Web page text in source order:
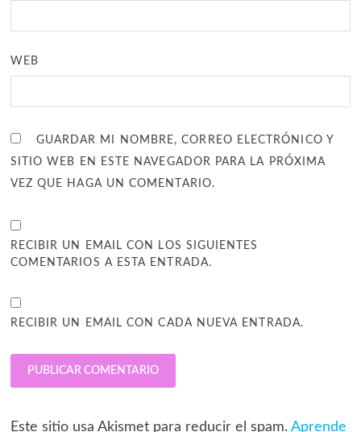
WEB
GUARDAR MI NOMBRE, CORREO ELECTRÓNICO Y
SITIO WEB EN ESTE NAVEGADOR PARA LA PRÓXIMA
VEZ QUE HAGA UN COMENTARIO.
RECIBIR UN EMAIL CON LOS SIGUIENTES
COMENTARIOS A ESTA ENTRADA.
RECIBIR UN EMAIL CON CADA NUEVA ENTRADA.
Este sitio usa Akismet para reducir el spam. Aprende